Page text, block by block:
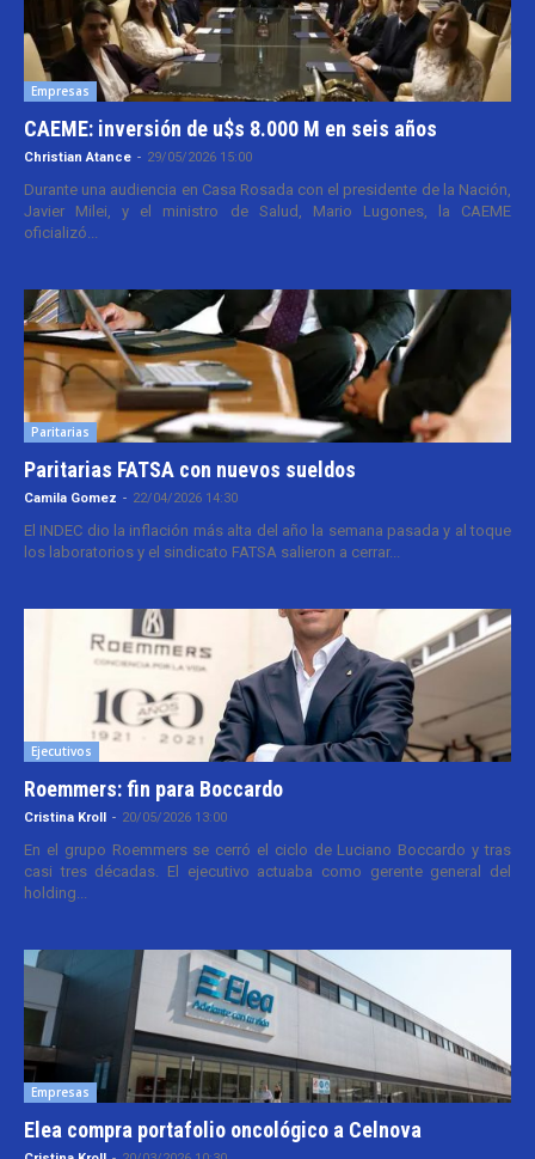
Empresas
CAEME: inversión de u$s 8.000 M en seis años
Christian Atance - 29/05/2026 15:00
Durante una audiencia en Casa Rosada con el presidente de la Nación,
Javier Milei, y el ministro de Salud, Mario Lugones, la CAEME
oficializó...
Paritarias
Paritarias FATSA con nuevos sueldos
Camila Gomez - 22/04/2026 14:30
El INDEC dio la inflación más alta del año la semana pasada y al toque
los laboratorios y el sindicato FATSA salieron a cerrar...
Ejecutivos
Roemmers: fin para Boccardo
Cristina Kroll - 20/05/2026 13:00
En el grupo Roemmers se cerró el ciclo de Luciano Boccardo y tras
casi tres décadas. El ejecutivo actuaba como gerente general del
holding...
Empresas
Elea compra portafolio oncológico a Celnova